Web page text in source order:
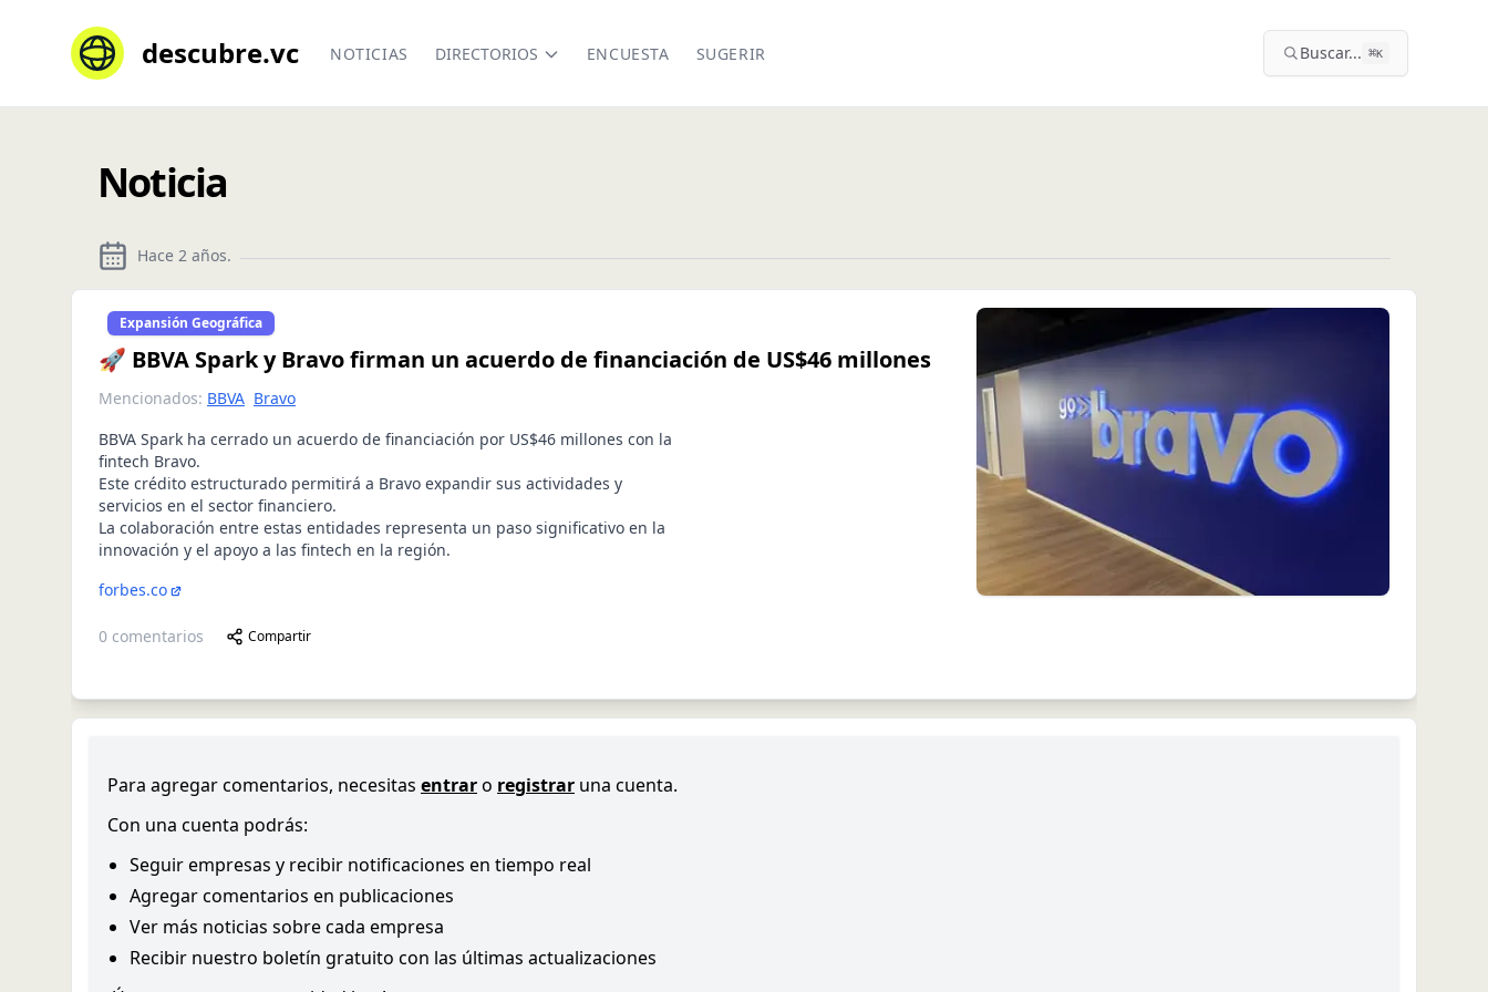
descubre.vc NOTICIAS DIRECTORIOS ENCUESTA SUGERIR Buscar... ⌘K
Noticia
Hace 2 años.
Expansión Geográfica
🚀 BBVA Spark y Bravo firman un acuerdo de financiación de US$46 millones
Mencionados: BBVA Bravo
BBVA Spark ha cerrado un acuerdo de financiación por US$46 millones con la
fintech Bravo.
Este crédito estructurado permitirá a Bravo expandir sus actividades y
servicios en el sector financiero.
La colaboración entre estas entidades representa un paso significativo en la
innovación y el apoyo a las fintech en la región.
forbes.co
0 comentarios Compartir
Para agregar comentarios, necesitas entraro registrar una cuenta.
Con una cuenta podrás:
Seguir empresas y recibir notificaciones en tiempo real
Agregar comentarios en publicaciones
Ver más noticias sobre cada empresa
Recibir nuestro boletín gratuito con las últimas actualizaciones